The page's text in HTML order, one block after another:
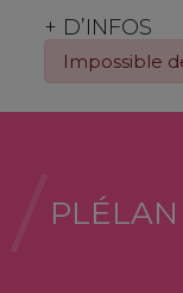
+ D’INFOS
Impossible
PLÉLAN